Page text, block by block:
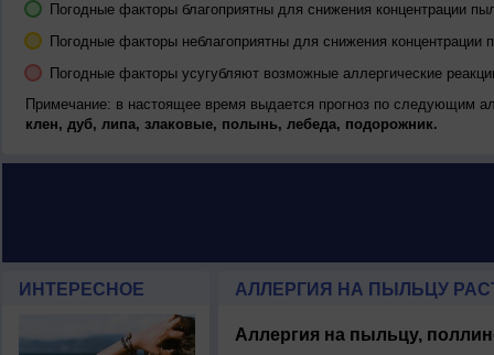
Погодные факторы благоприятны для снижения концентрации
Погодные факторы неблагоприятны для снижения концентрации
Погодные факторы усугубляют возможные аллергические
Примечание: в настоящее время выдается прогноз по следующим
клен, дуб, липа, злаковые, полынь, лебеда, подорожник.
ИНТЕРЕСНОЕ АЛЛЕРГИЯ НА ПЫЛЬЦУ
Аллергия на пыльцу,